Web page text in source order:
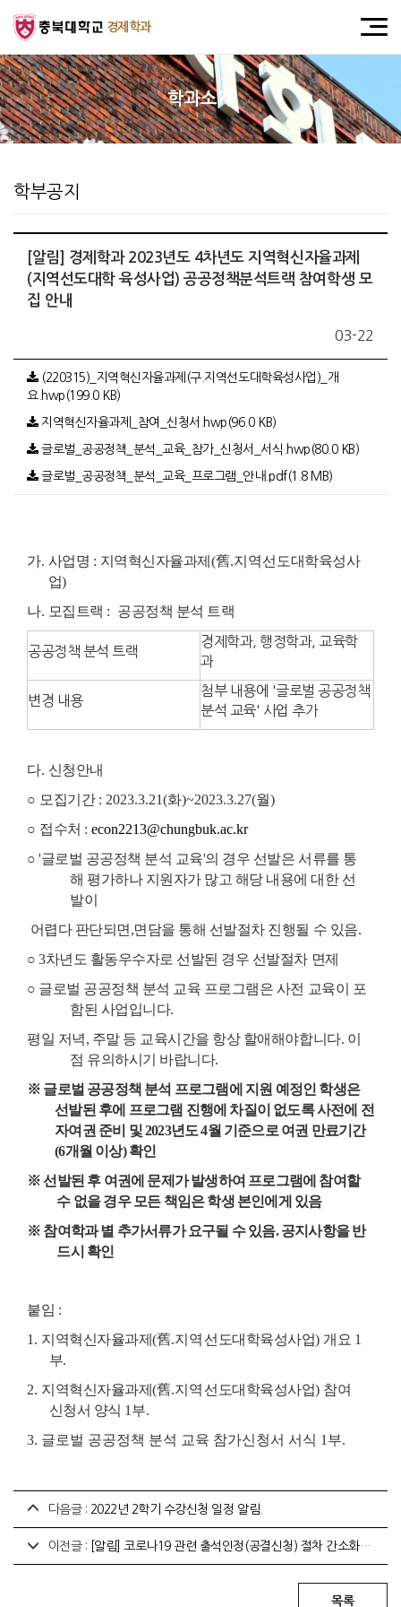
경제학과
학과소개
학부공지
[알림] 경제학과 2023년도 4차년도 지역혁신자율과제
(지역선도대학 육성사업) 공공정책분석트랙 참여학생 모
집 안내
03-22
(220315)_지역혁신자율과제(구.지역선도대학육성사업)_개
요.hwp(199.0 KB)
지역혁신자율과제_참여_신청서.hwp(96.0 KB)
글로벌_공공정책_분석_교육_참가_신청서_서식.hwp(80.0 KB)
글로벌_공공정책_분석_교육_프로그램_안내.pdf(1.8 MB)
가. 사업명 : 지역혁신자율과제 (舊.지역선 도대학육성사
업)
나. 모집트랙 : 공공정책 분석 트랙
공공정책 분석 트랙
경제학과, 행정학과, 교육학
과
변경 내용
첨부 내용에 '글로벌 공공정책
분석 교육' 사업 추가
다. 신청안내
○ 모집기간 : 2023.3.21(화)~2023.3.27(월)
○ 접수처 :econ2213@chungbuk.ac.kr
○ '글로벌 공공정책 분석 교육'의 경우 선발은 서류를 통
해 평가하나 지원자가 많고 해당 내용에 대한 선
발이
어렵다 판단되면,면담을 통해 선발절차 진행될 수 있음.
○3차년도 활동우수자로 선발된 경우 선발절차 면제
○ 글로벌 공공정책 분석 교육 프로그램은 사전 교육이 포
함된 사업입니다.
평일 저녁, 주말 등 교육시간을 항상 할애해야합니다. 이
점 유의하시기 바랍니다.
※ 글로벌 공공정책 분석 프로그램에 지원 예정인 학생은
선발된 후에 프로그램 진행에 차질이 없도록 사전에 전
자여권 준비 및2023년도4월 기준으로 여권 만료기간
(6개월 이상)확인
※선발된 후 여권에 문제가 발생하여 프로그램에 참여할
수 없을 경우 모든 책임은 학생 본인에게 있음
※ 참여학과 별 추가서류가 요구될 수 있음.공지사항을 반
드시 확인
붙임 :
1. 지역혁신자율과제(舊.지역선 도대학육성사업) 개요 1
부.
2. 지역혁신자율과제(舊.지역선 도대학육성사업) 참여
신청서 양식 1 부.
3. 글로벌 공공정책 분석 교육 참가신청서 서식 1부.
다음글 : 2022년 2학기 수강신청 일정 알림.
이전글 : [알림] 코로나19 관련 출석인정(공결신청) 절차 간소화 안내